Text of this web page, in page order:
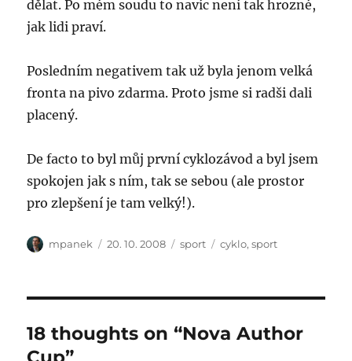
dělat. Po mém soudu to navíc není tak hrozné,
jak lidi praví.
Posledním negativem tak už byla jenom velká
fronta na pivo zdarma. Proto jsme si radši dali
placený.
De facto to byl můj první cyklozávod a byl jsem
spokojen jak s ním, tak se sebou (ale prostor
pro zlepšení je tam velký!).
Author
mpanek
Posted
20. 10. 2008 Categories
sport Tags
cyklo,sport
18 thoughts on “Nova Author